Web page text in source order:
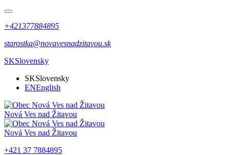
+421377884895
starostka@novavesnadzitavou.sk
SKSlovensky
SKSlovensky
ENEnglish
Nová Ves nad Žitavou
Nová Ves nad Žitavou
+421 37 7884895